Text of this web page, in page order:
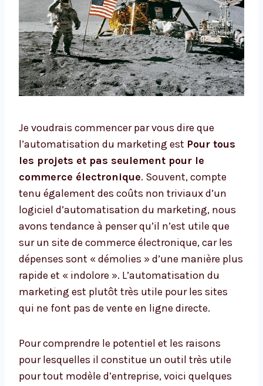
Je voudrais commencer par vous dire que
l’automatisation du marketing est Pour tous
les projets et pas seulement pour le
commerce électronique. Souvent, compte
tenu également des coûts non triviaux d’un
logiciel d’automatisation du marketing, nous
avons tendance à penser qu’il n’est utile que
sur un site de commerce électronique, car les
dépenses sont « démolies » d’une manière plus
rapide et « indolore ». L’automatisation du
marketing est plutôt très utile pour les sites
qui ne font pas de vente en ligne directe.
Pour comprendre le potentiel et les raisons
pour lesquelles il constitue un outil très utile
pour tout modèle d’entreprise, voici quelques